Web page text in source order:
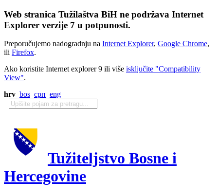
Web stranica Tužilaštva BiH ne podržava Internet
Explorer verzije 7 u potpunosti.
Preporučujemo nadogradnju na Internet Explorer, Google Chrome,
ili Firefox.
Ako koristite Internet explorer 9 ili više isključite "Compatibility
View".
hrv bos срп eng
Tužiteljstvo Bosne i
Hercegovine